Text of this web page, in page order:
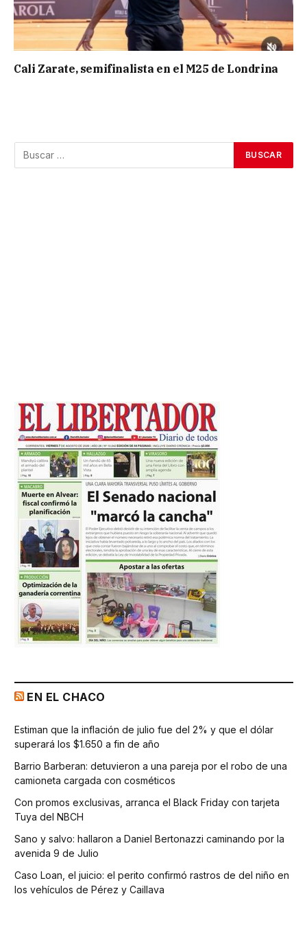
Cali Zarate, semifinalista en el M25 de Londrina
EN EL CHACO
Estiman que la inflación de julio fue del 2% y que el dólar
superará los $1.650 a fin de año
Barrio Barberan: detuvieron a una pareja por el robo de una
camioneta cargada con cosméticos
Con promos exclusivas, arranca el Black Friday con tarjeta
Tuya del NBCH
Sano y salvo: hallaron a Daniel Bertonazzi caminando por la
avenida 9 de Julio
Caso Loan, el juicio: el perito confirmó rastros de del niño en
los vehículos de Pérez y Caillava